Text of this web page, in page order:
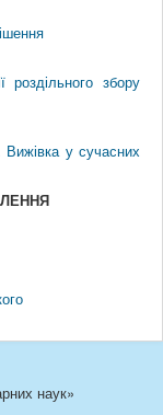
роздільного збору
Вижівка у сучасних
наук»